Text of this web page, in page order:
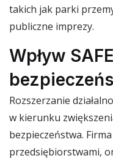
takich jak parki
publiczne imprezy.
Wpływ
Rozszerzanie
w kierunku
bezpieczeństwa.
przedsiębiorstwami,